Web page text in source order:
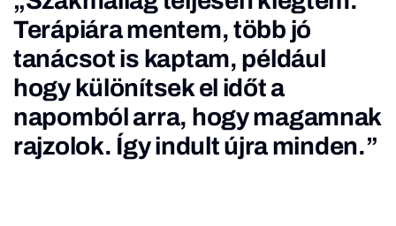
Terápiára mentem, több jó
tanácsot is kaptam, például
hogy különítsek el időt a
napomból arra, hogy magamnak
rajzolok. Így indult újra minden.”